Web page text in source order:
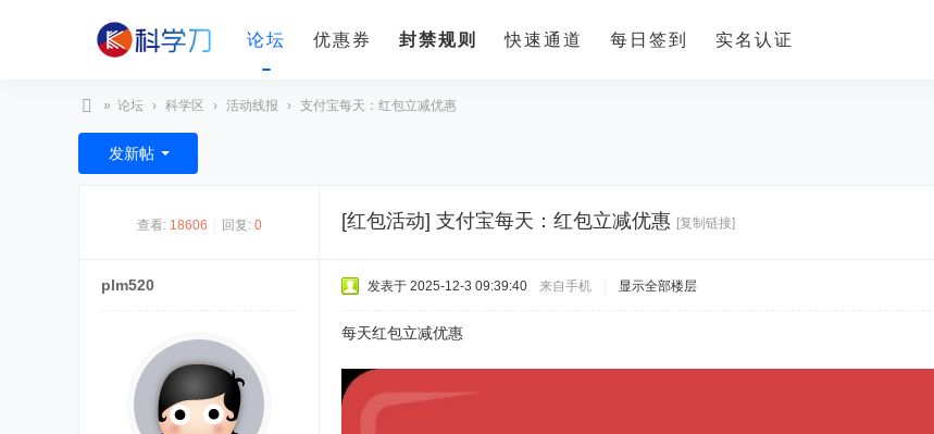
论坛 优惠券 封禁规则 快速通道 每日签到 实名认证
科
学
» 论坛 › 科学区 › 活动线报 › 支付宝每天：红包立减优惠
发新帖
查看: 18606 回复: 0 [红包活动] 支付宝每天：红包立减优惠 [复制链接]
plm520 发表于 2025-12-3 09:39:40 来自手机 显示全部楼层
每天红包立减优惠